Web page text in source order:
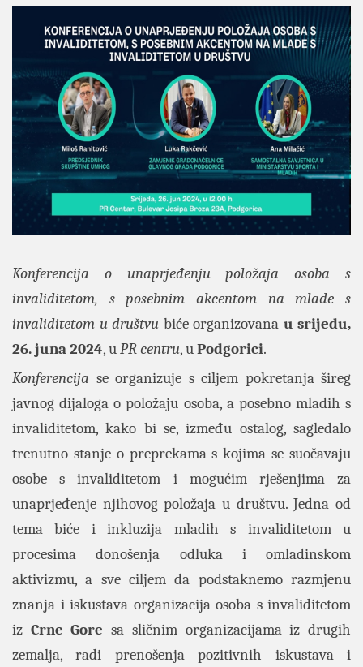
Konferencija o unaprjeđenju položaja osoba s
invaliditetom, s posebnim akcentom na mlade s
invaliditetom u društvu biće organizovana u srijedu,
26. juna 2024, uPR centru, uPodgorici.
Konferencija se organizuje s ciljem pokretanja šireg
javnog dijaloga o položaju osoba, a posebno mladih s
invaliditetom, kako bi se, između ostalog, sagledalo
trenutno stanje o preprekama s kojima se suočavaju
osobe s invaliditetom i mogućim rješenjima za
unaprjeđenje njihovog položaja u društvu. Jedna od
tema biće i inkluzija mladih s invaliditetom u
procesima donošenja odluka i omladinskom
aktivizmu, a sve ciljem da podstaknemo razmjenu
znanja i iskustava organizacija osoba s invaliditetom
iz Crne Gore sa sličnim organizacijama iz drugih
zemalja, radi prenošenja pozitivnih iskustava i